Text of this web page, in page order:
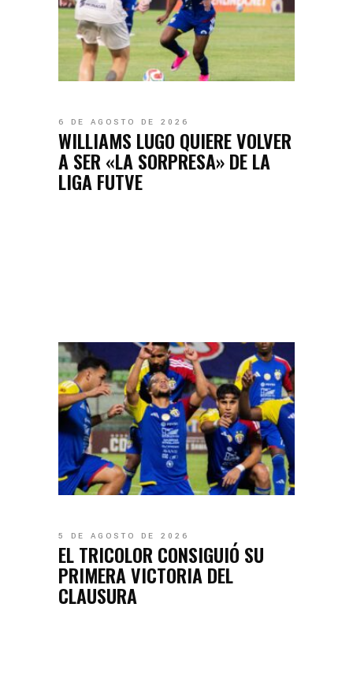
6 DE AGOSTO DE 2026
WILLIAMS LUGO QUIERE VOLVER
A SER «LA SORPRESA» DE LA
LIGA FUTVE
5 DE AGOSTO DE 2026
EL TRICOLOR CONSIGUIÓ SU
PRIMERA VICTORIA DEL
CLAUSURA